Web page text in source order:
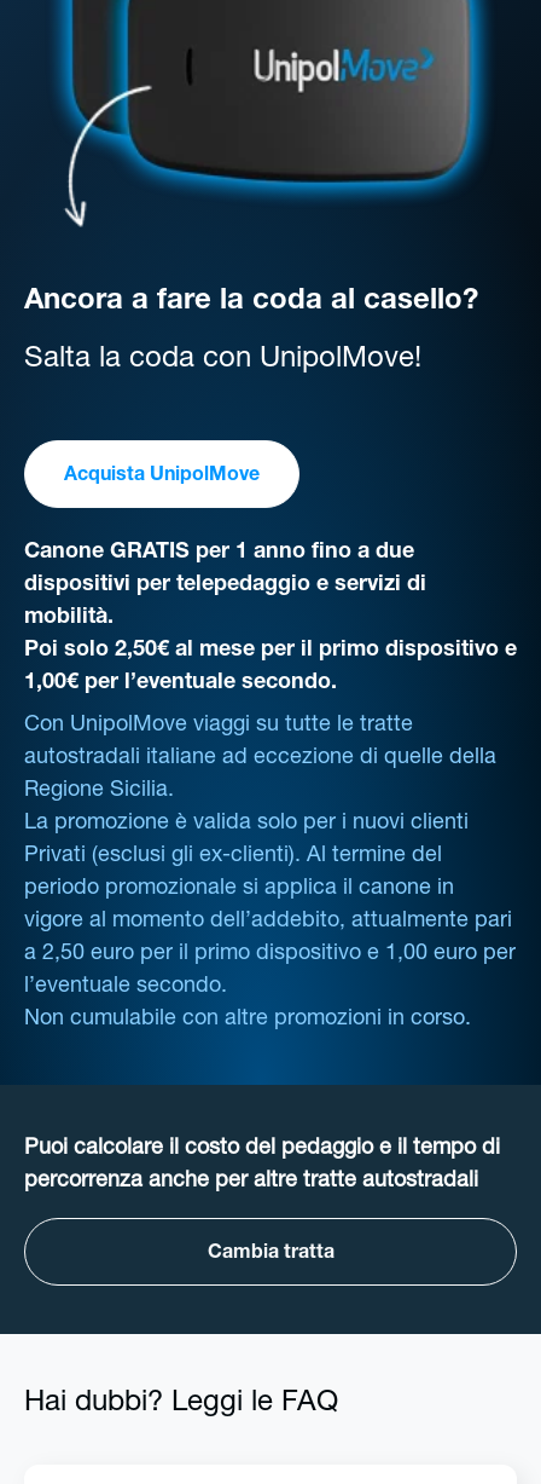
Ancora a fare la coda al casello?
Salta la coda con UnipolMove!
Acquista UnipolMove
Canone GRATIS per 1 anno fino a due
dispositivi per telepedaggio e servizi di
mobilità.
Poi solo 2,50€ al mese per il primo dispositivo e
1,00€ per l’eventuale secondo.
Con UnipolMove viaggi su tutte le tratte
autostradali italiane ad eccezione di quelle della
Regione Sicilia.
La promozione è valida solo per i nuovi clienti
Privati (esclusi gli ex-clienti). Al termine del
periodo promozionale si applica il canone in
vigore al momento dell’addebito, attualmente pari
a 2,50 euro per il primo dispositivo e 1,00 euro per
l’eventuale secondo.
Non cumulabile con altre promozioni in corso.
Puoi calcolare il costo del pedaggio e il tempo di
percorrenza anche per altre tratte autostradali
Cambia tratta
Hai dubbi? Leggi le FAQ